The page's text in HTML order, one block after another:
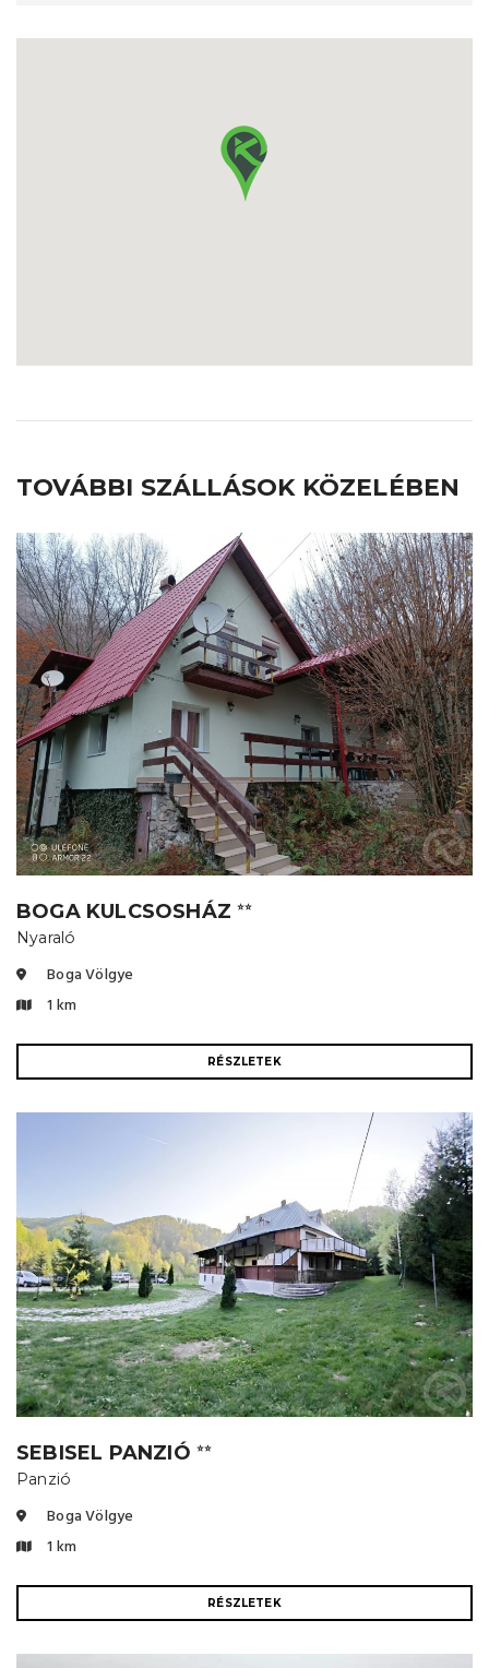
TOVÁBBI SZÁLLÁSOK KÖZELÉBEN
BOGA KULCSOSHÁZ⭐⭐
Nyaraló
Boga Völgye
1 km
RÉSZLETEK
SEBISEL PANZIÓ ⭐⭐
Panzió
Boga Völgye
1 km
RÉSZLETEK